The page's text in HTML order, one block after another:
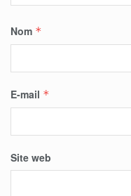
Nom *
E-mail *
Site web